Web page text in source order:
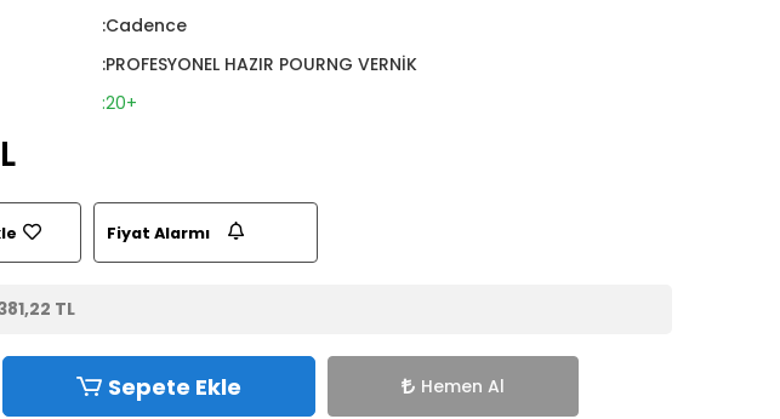
:Cadence
:PROFESYONEL HAZIR POURNG VERNİK
:20+
Fiyat Alarmı
TL
Sepete Ekle Hemen Al